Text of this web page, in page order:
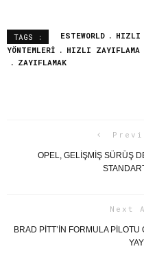
TAGS : ESTEWORLD
HIZLI
YÖNTEMLERI
HIZLI ZAYIFLAMA
ZAYIFLAMAK
OPEL, GELIŞMIŞ SÜRÜŞ
Next
BRAD PITT’IN FORMULA